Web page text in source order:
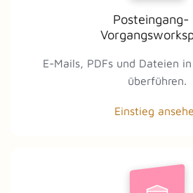
Posteingang-
E-Mails, PDFs und Dateien
überführen.
Einstieg